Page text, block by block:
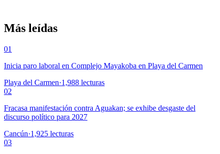
Más leídas
01
Inicia paro laboral en Complejo Mayakoba en Playa del Carmen
Playa del Carmen·1,988 lecturas
02
Fracasa manifestación contra Aguakan; se exhibe desgaste del
discurso político para 2027
Cancún·1,925 lecturas
03